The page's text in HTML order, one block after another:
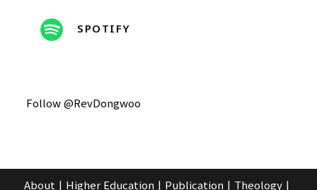
SPOTIFY
Follow @RevDongwoo
About Higher Education Publication Theology